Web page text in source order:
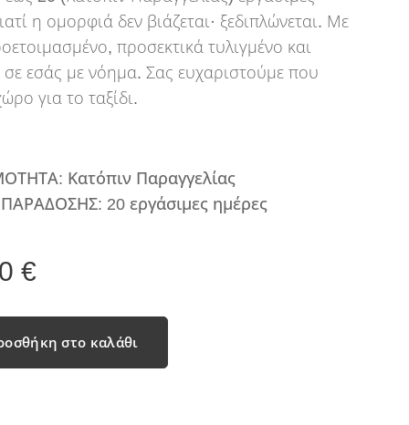
η ομορφιά δεν βιάζεται· ξεδιπλώνεται. Με
προσεκτικά τυλιγμένο και
σε εσάς με νόημα. Σας ευχαριστούμε που
για το ταξίδι.
Κατόπιν Παραγγελίας
20 εργάσιμες ημέρες
€
στο καλάθι